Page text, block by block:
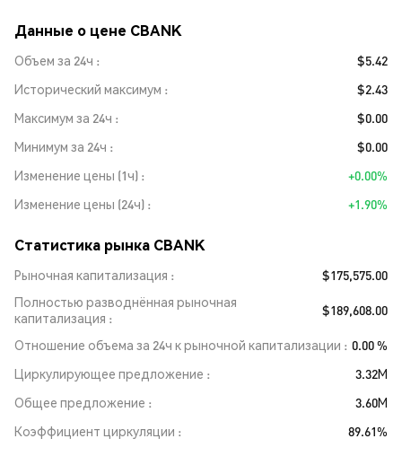
Данные о цене CBANK
Объем за 24ч
$5.42
Исторический максимум
$2.43
Максимум за 24ч
$0.00
Минимум за 24ч
$0.00
Изменение цены (1ч)
+0.00%
Изменение цены (24ч)
+1.90%
Статистика рынка CBANK
Рыночная капитализация
$175,575.00
Полностью разводнённая рыночная
капитализация
$189,608.00
Отношение объема за 24ч к рыночной капитализации
0.00 %
Циркулирующее предложение
3.32M
Общее предложение
3.60M
Коэффициент циркуляции
89.61%